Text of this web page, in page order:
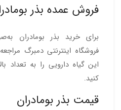
فروش عمده بذر
برای خرید بذر بومادران
فروشگاه اینترنتی دمبرگ
این گیاه دارویی را به تعداد
کنید.
قیمت بذر بومادران